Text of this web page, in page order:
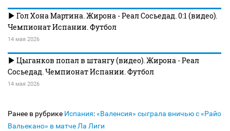
Гол Хона Мартина. Жирона - Реал Сосьедад. 0:1 (видео).
Чемпионат Испании. Футбол
14 мая 2026
Цыганков попал в штангу (видео). Жирона - Реал
Сосьедад. Чемпионат Испании. Футбол
14 мая 2026
Ранее в рубрике Испания:«Валенсия» сыграла вничью с «Райо
Вальекано» в матче Ла Лиги